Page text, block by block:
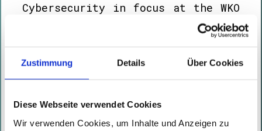
Zustimmung Details Über Cookies
Diese Webseite verwendet Cookies
Wir verwenden Cookies, um Inhalte und Anzeigen zu
Cybersecurity in focus at the WKO
expert interview with Markus
Helfer from Certitude Consulting
GmbH and Walter Glanninger from
the Lower Austrian Chamber of ...